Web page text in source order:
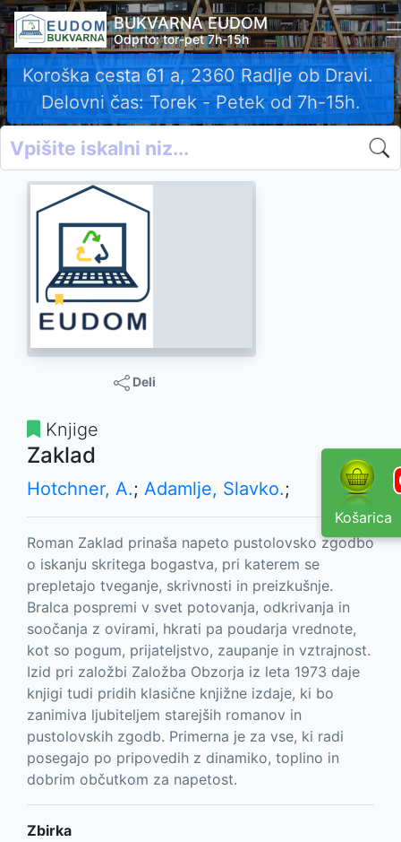
BUKVARNA EUDOM
Odprto: tor-pet 7h-15h
Koroška cesta 61 a, 2360 Radlje ob Dravi.
Delovni čas: Torek - Petek od 7h-15h.
Košarica
Deli
Knjige
Zaklad
Hotchner, A.; Adamlje, Slavko.;
Roman Zaklad prinaša napeto pustolovsko zgodbo
o iskanju skritega bogastva, pri katerem se
prepletajo tveganje, skrivnosti in preizkušnje.
Bralca pospremi v svet potovanja, odkrivanja in
soočanja z ovirami, hkrati pa poudarja vrednote,
kot so pogum, prijateljstvo, zaupanje in vztrajnost.
Izid pri založbi Založba Obzorja iz leta 1973 daje
knjigi tudi pridih klasične knjižne izdaje, ki bo
zanimiva ljubiteljem starejših romanov in
pustolovskih zgodb. Primerna je za vse, ki radi
posegajo po pripovedih z dinamiko, toplino in
dobrim občutkom za napetost.
Zbirka